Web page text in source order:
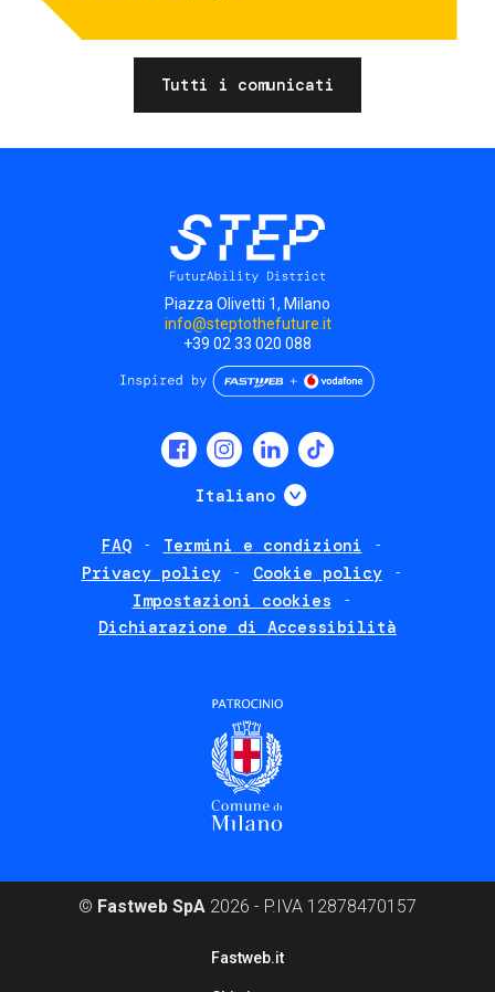
Tutti i comunicati
Piazza Olivetti 1, Milano
info@steptothefuture.it
+39 02 33 020 088
Italiano Mostra ulteriori
FAQ
Termini e condizioni
Privacy policy
Cookie policy
Impostazioni cookies
Dichiarazione di Accessibilità
© Fastweb SpA 2026 - P.IVA 12878470157
Fastweb.it